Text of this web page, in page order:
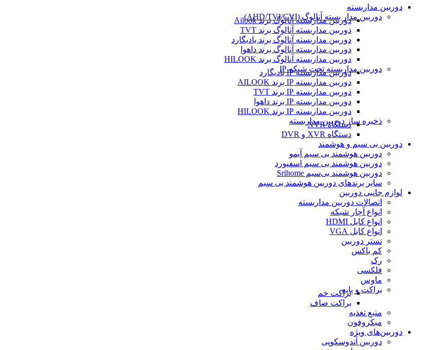
دوربین مداربسته
دوربین مدار بسته آنالوگ (AHD/TVI/CVI)
دوربین مداربسته آنالوگ برند Ailook
دوربین مداربسته آنالوگ برند TVT
دوربین مداربسته آنالوگ برند بادیگارد
دوربین مداربسته آنالوگ برند داهوا
دوربین مداربسته آنالوگ برند HILOOK
دوربین مداربسته تحت شبکه IP
دوربین مداربسته IP بادیگارد
دوربین مداربسته IP برند AILOOK
دوربین مداربسته IP برند TVT
دوربین مداربسته IP برند داهوا
دوربین مداربسته IP برند HILOOK
ذخیره ساز دوربین مداربسته
دستگاه NVR
دستگاه XVR و DVR
دوربین بی سیم و هوشمند
دوربین هوشمند بی سیم آیمو
دوربین هوشمند بی سیم اسفیورد
دوربین هوشمند بی‌سیم Srihome
سایر برندهای دوربین هوشمند بی سیم
لوازم جانبی دوربین
اتصالات دوربین مداربسته
انواع آچار شبکه
انواع کابل HDMI
انواع کابل VGA
تستر دوربین
کم باکس
رک
فلکسی
ماوس
براکت و پایهبراکت خم
براکت صاف
منبع تغذیه
میکروفون
دوربین‌های ویژه
دوربین آندوسکوپی